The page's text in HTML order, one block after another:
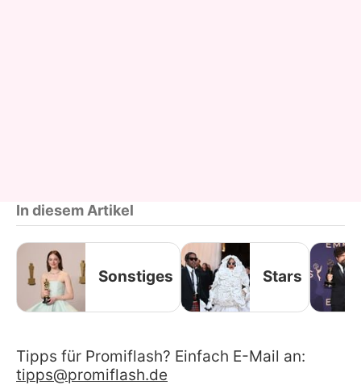
In diesem Artikel
Sonstiges Stars
Tipps für Promiflash? Einfach E-Mail an:
tipps@promiflash.de